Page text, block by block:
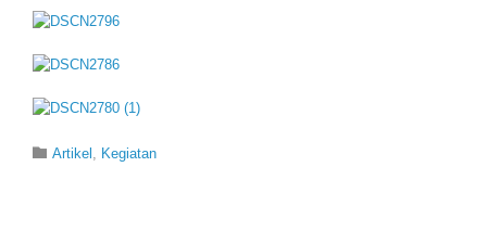
 Category
Artikel Kegiatan